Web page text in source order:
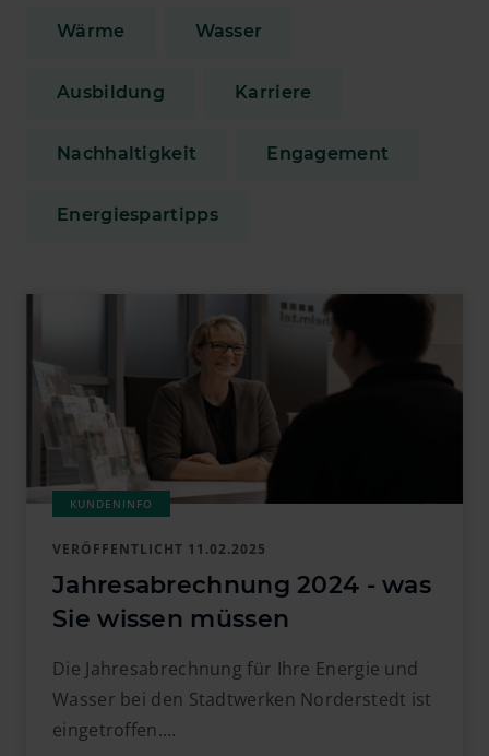
Wärme Wasser
Ausbildung Karriere
Nachhaltigkeit Engagement
Energiespartipps
VERÖFFENTLICHT 11.02.2025
Jahresabrechnung 2024 - was
Sie wissen müssen
Die Jahresabrechnung für Ihre Energie und
Wasser bei den Stadtwerken Norderstedt ist
eingetroffen.…